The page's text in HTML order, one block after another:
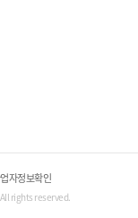
자정보확인
rights reserved.